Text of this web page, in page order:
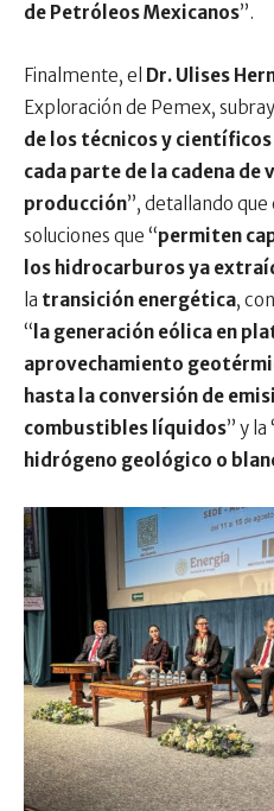
de Petróleos Mexicanos”.
Finalmente, el Dr. Ulises
Exploración de Pemex,
de los técnicos y
cada parte de la cadena de
producción”, detallando
soluciones que “permiten
los hidrocarburos ya
la transición energética,
“ la generación eólica en
aprovechamiento
hasta la conversión de
combustibles líquidos” y la
hidrógeno geológico o